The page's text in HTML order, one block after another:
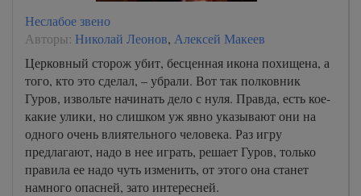
Неслабое звено
Авторы: Николай Леонов, Алексей Макеев
Церковный сторож убит, бесценная икона похищена, а
того, кто это сделал, – убрали. Вот так полковник
Гуров, извольте начинать дело с нуля. Правда, есть кое-
какие улики, но слишком уж явно указывают они на
одного очень влиятельного человека. Раз игру
предлагают, надо в нее играть, решает Гуров, только
правила ее надо чуть изменить, от этого она станет
намного опасней, зато интересней.